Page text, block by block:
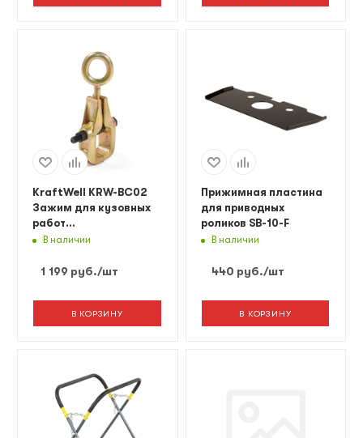
KraftWell KRW-BC02
Зажим для кузовных
работ
однофункциональный,
В наличии
1 199 руб./шт
В КОРЗИНУ
Прижимная пластина
для приводных
роликов SB-10-F
В наличии
440 руб./шт
В КОРЗИНУ